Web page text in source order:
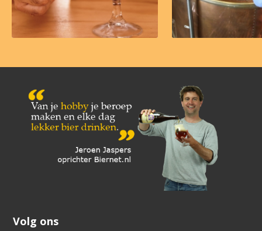
Volg ons